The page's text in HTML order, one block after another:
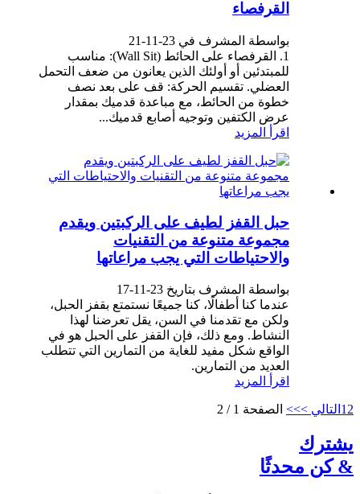
القرفصاء
بواسطة المشرف في 23-11-21
1. القرفصاء على الحائط (Wall Sit): مناسب
للمبتدئين أو أولئك الذين يعانون من ضعف التحمل
العضلي. تقسيم الحركة: قف على بعد نصف
خطوة من الحائط، مع مباعدة قدميك بمقدار
عرض الكتفين وتوجيه أصابع قدميك...
اقرأ المزيد
حبل القفز لطيف على الركبتين ويقدم
مجموعة متنوعة من التقنيات
والاحتياطات التي يجب مراعاتها
بواسطة المشرف بتاريخ 23-11-17
عندما كنا أطفالًا، كنا جميعًا نستمتع بقفز الحبل،
ولكن مع تقدمنا ​​في السن، يقل تعرضنا لهذا
النشاط. ومع ذلك، فإن القفز على الحبل هو في
الواقع شكل مفيد للغاية من التمارين التي تتطلب
العديد من التمارين.
اقرأ المزيد
1 2 التالي >>> الصفحة 1 / 2
يشترك
& كن محدثًا